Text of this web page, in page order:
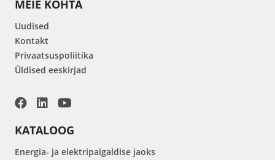
MEIE KOHTA
Uudised
Kontakt
Privaatsuspoliitika
Üldised eeskirjad
KATALOOG
Energia- ja elektripaigaldise jaoks